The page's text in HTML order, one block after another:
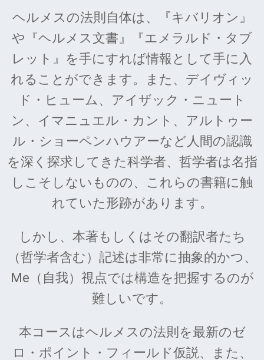
ヘルメスの法則自体は、『キバリオン』
や『ヘルメス文書』『エメラルド・タブ
レット』を手にすれば情報として手に入
れることができます。また、デイヴィッ
ド・ヒューム、アイザック・ニュート
ン、イマニュエル・カント、アルトゥー
ル・ショーペンハウアーなど人間の認識
を深く探求してきた科学者、哲学者は名指
しこそしないものの、これらの書籍に触
れていた形跡があります。
しかし、本著もしくはその翻訳者たち
（哲学者含む）記述は非常に抽象的かつ、
Me（自我）視点では構造を把握するのが
難しいです。
本コースはヘルメスの法則を最新のゼ
ロ・ポイント・フィールド仮説、また、